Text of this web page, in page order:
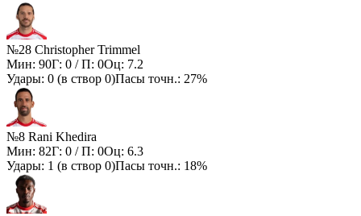
№28 Christopher Trimmel
Мин: 90Г: 0 / П: 0Оц: 7.2
Удары: 0 (в створ 0)Пасы точн.: 27%
№8 Rani Khedira
Мин: 82Г: 0 / П: 0Оц: 6.3
Удары: 1 (в створ 0)Пасы точн.: 18%